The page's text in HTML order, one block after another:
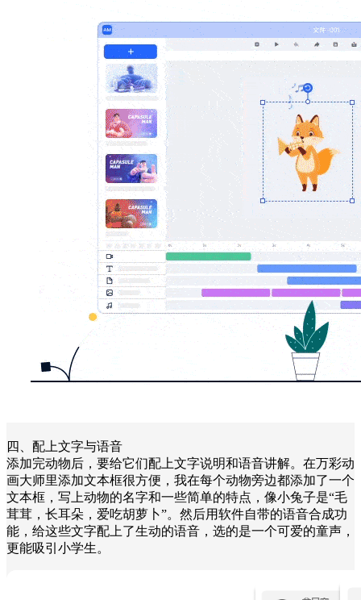
四、配上文字与语音
添加完动物后，要给它们配上文字说明和语音讲解。在万彩动
画大师里添加文本框很方便，我在每个动物旁边都添加了一个
文本框，写上动物的名字和一些简单的特点，像小兔子是“毛
茸茸，长耳朵，爱吃胡萝卜”。然后用软件自带的语音合成功
能，给这些文字配上了生动的语音，选的是一个可爱的童声，
更能吸引小学生。